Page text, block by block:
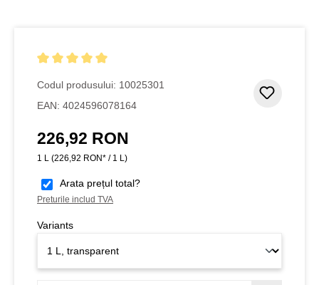
Codul produsului: 10025301
EAN: 4024596078164
Preț obișnuit:
226,92 RON
1 L (226,92 RON* / 1 L)
Arata prețul total?
Preturile includ TVA
Variants